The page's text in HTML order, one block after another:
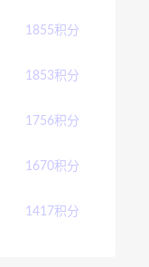
1855积分
1853积分
1756积分
1670积分
1417积分